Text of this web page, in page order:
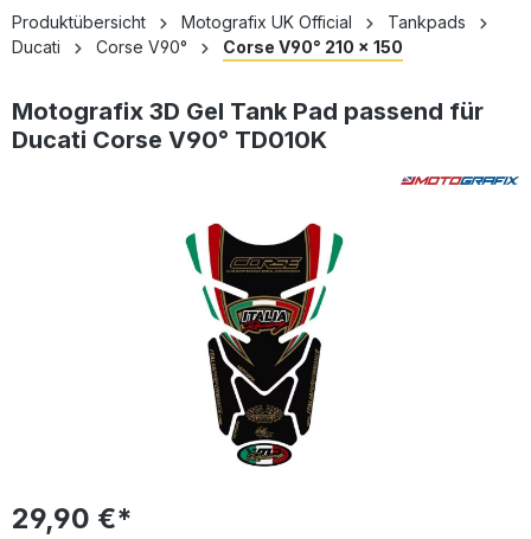
Produktübersicht Motografix UK Official
Tankpads
Ducati
Corse V90° Corse V90° 210 x 150
Motografix 3D Gel Tank Pad passend für
Ducati Corse V90° TD010K
Bildergalerie überspringen
29,90 €*